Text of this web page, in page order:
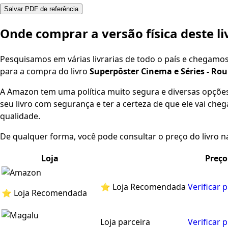
Salvar PDF de referência
Onde comprar a versão física deste
Pesquisamos em várias livrarias de todo o país e
para a compra do livro Superpôster Cinema e Séries -
A Amazon tem uma política muito segura e diversas
seu livro com segurança e ter a certeza de que ele vai
qualidade.
De qualquer forma, você pode consultar o preço do livro
Loja
Preço
⭐ Loja Recomendada
⭐ Loja Recomendada Verificar
Loja parceira Verificar